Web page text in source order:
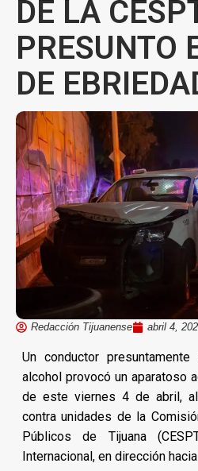
DE LA
PRESUNTO
DE
Redacción Tijuanense abril 4,
Un conductor
alcohol provocó un aparatoso
de este viernes 4 de abril,
contra unidades de la
Públicos de Tijuana
Internacional, en dirección